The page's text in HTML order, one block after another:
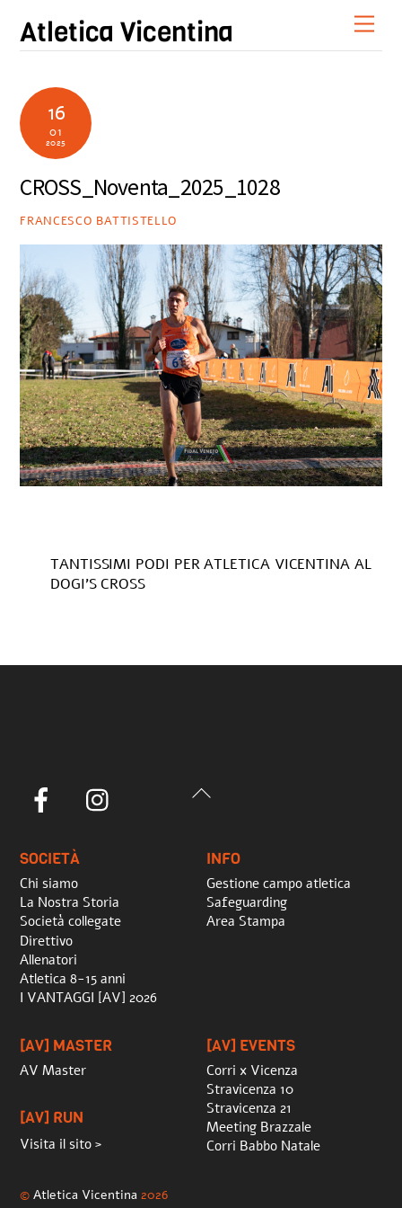
content
Atletica Vicentina
16
01
2025
CROSS_Noventa_2025_1028
FRANCESCO BATTISTELLO
TANTISSIMI PODI PER ATLETICA VICENTINA AL
DOGI’S CROSS
Back
Facebook
SOCIETÀ
Chi siamo
La Nostra Storia
Società collegate
Direttivo
Allenatori
Atletica 8-15 anni
I VANTAGGI [AV] 2026
INFO
Gestione campo atletica
Safeguarding
Area Stampa
[AV] MASTER
AV Master
[AV] RUN
Visita il sito >
[AV] EVENTS
Corri x Vicenza
Stravicenza 10
Stravicenza 21
Meeting Brazzale
Corri Babbo Natale
©Atletica Vicentina 2026